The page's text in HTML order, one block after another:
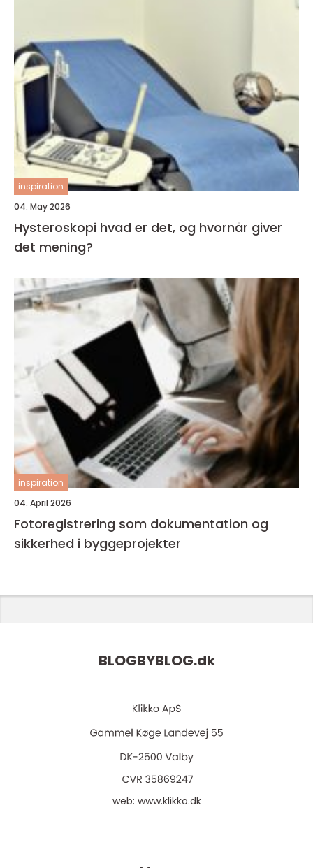
inspiration
04. May 2026
Hysteroskopi hvad er det, og hvornår giver
det mening?
inspiration
04. April 2026
Fotoregistrering som dokumentation og
sikkerhed i byggeprojekter
BLOGBYBLOG.dk
web: www.klikko.dk